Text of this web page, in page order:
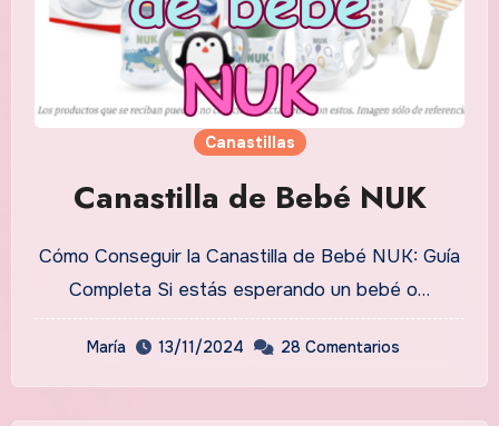
Canastillas
Canastilla de Bebé NUK
Cómo Conseguir la Canastilla de Bebé NUK: Guía
Completa Si estás esperando un bebé o…
María 13/11/2024 28 Comentarios